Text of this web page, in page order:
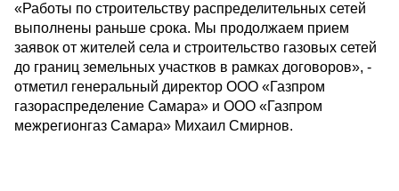
«Работы по строительству распределительных сетей
выполнены раньше срока. Мы продолжаем прием
заявок от жителей села и строительство газовых сетей
до границ земельных участков в рамках договоров», -
отметил генеральный директор ООО «Газпром
газораспределение Самара» и ООО «Газпром
межрегионгаз Самара» Михаил Смирнов.